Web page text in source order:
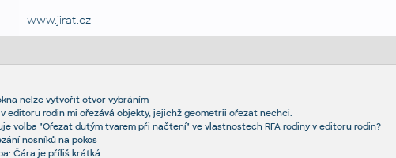
www.jirat.cz
nelze vytvořit otvor vybráním
editoru rodin mi ořezává objekty, jejichž geometrii ořezat nechci.
volba "Ořezat dutým tvarem při načtení" ve vlastnostech RFA rodiny v editoru rodin?
nosníků na pokos
Čára je příliš krátká